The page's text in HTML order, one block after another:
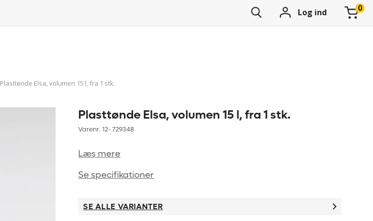
Log ind
Plasttønde Elsa, volumen 15 l, fra 1 stk.
Plasttønde Elsa, volumen 15 l, fra 1 stk.
Varenr. 12-729348
Læs mere
Se specifikationer
SE ALLE VARIANTER